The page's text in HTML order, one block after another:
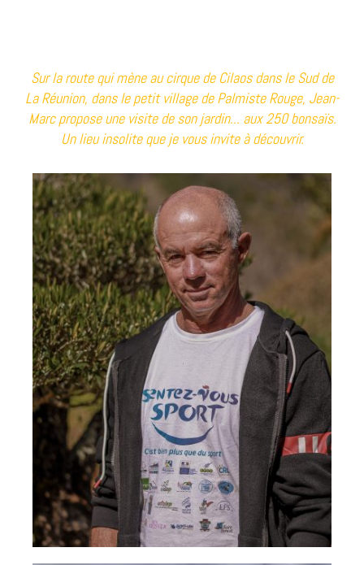
Sur la route qui mène au cirque de Cilaos dans le Sud de
La Réunion, dans le petit village de Palmiste Rouge, Jean-
Marc propose une visite de son jardin... aux 250 bonsaïs.
Un lieu insolite que je vous invite à découvrir.